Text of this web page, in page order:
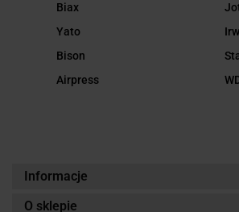
Biax
Yato
Bison
Airpress
Informacje
O sklepie